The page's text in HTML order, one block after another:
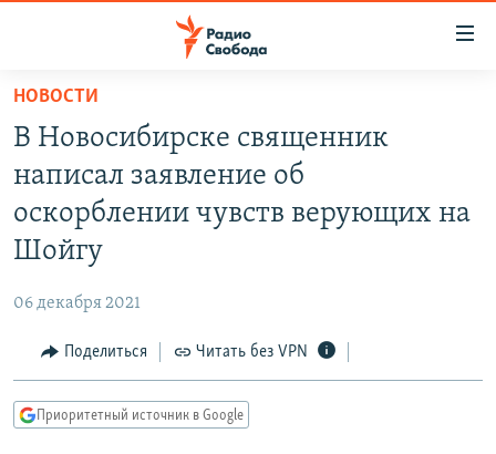
упрощенного
доступа
основному
содержанию
навигации
Вернутся
АВТОРСКИЕ ПРОЕКТЫ
ЦИТАТЫ СВОБОДЫ
КУЛЬТУРА
IDEL.РЕАЛИИ
КАВКАЗ.РЕАЛИИ
НОВОСТИ
В Новосибирске священник
написал заявление об
оскорблении чувств верующих на
Шойгу
06 декабря 2021
Поделиться Читать без VPN
Приоритетный источник в Google